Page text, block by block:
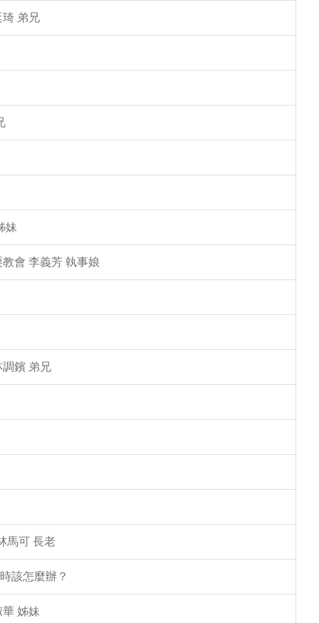
弟兄
妹
會 李義芳 執事娘
鑌 弟兄
馬可 長老
該怎麼辦？
姊妹